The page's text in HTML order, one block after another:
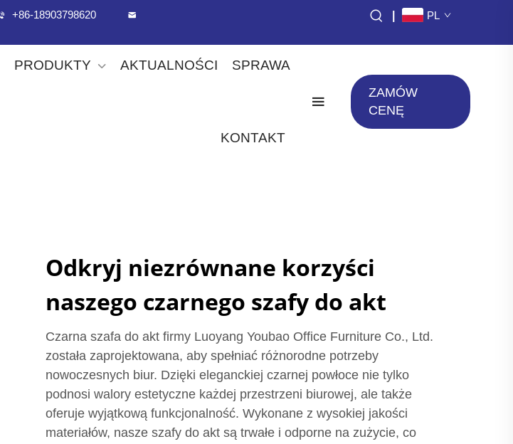
+86-18903798620
PL
PRODUKTY AKTUALNOŚCI SPRAWA
KONTAKT
ZAMÓW
CENĘ
Odkryj niezrównane korzyści
naszego czarnego szafy do akt
Czarna szafa do akt firmy Luoyang Youbao Office Furniture Co., Ltd.
została zaprojektowana, aby spełniać różnorodne potrzeby
nowoczesnych biur. Dzięki eleganckiej czarnej powłoce nie tylko
podnosi walory estetyczne każdej przestrzeni biurowej, ale także
oferuje wyjątkową funkcjonalność. Wykonane z wysokiej jakości
materiałów, nasze szafy do akt są trwałe i odporne na zużycie, co